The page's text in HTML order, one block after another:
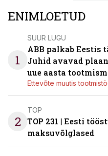
ENIMLOETUD
1
SUUR LUGU
ABB palkab Eestis
Juhid avavad
uue aasta
Ettevõte muutis
2
TOP
TOP 231 | Eesti
maksuvõlglased